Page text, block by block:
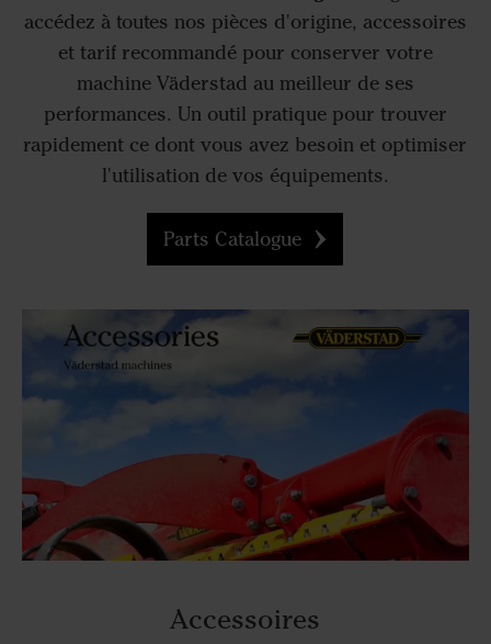
accédez à toutes nos pièces d'origine, accessoires
et tarif recommandé pour conserver votre
machine Väderstad au meilleur de ses
performances. Un outil pratique pour trouver
rapidement ce dont vous avez besoin et optimiser
l'utilisation de vos équipements.
Parts Catalogue
Accessoires